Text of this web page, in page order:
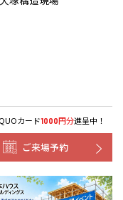
カード1000円分進呈中！
ご来場予約